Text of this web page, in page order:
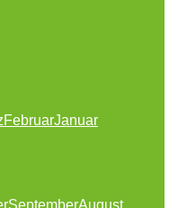
FebruarJanuar
SeptemberAugust